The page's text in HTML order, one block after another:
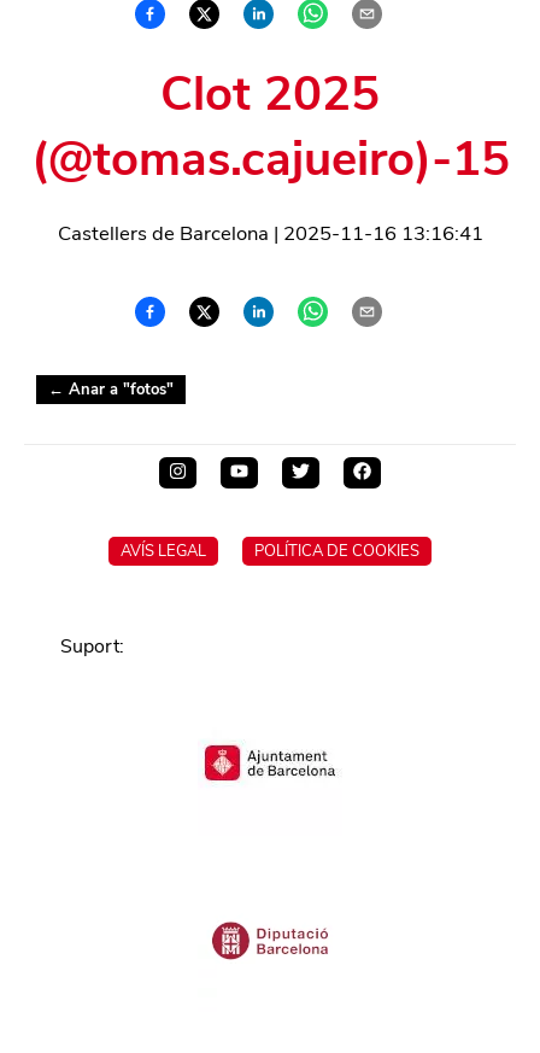
Clot 2025
(@tomas.cajueiro)-15
Castellers de Barcelona | 2025-11-16 13:16:41
← Anar a "fotos"
AVÍS LEGAL POLÍTICA DE COOKIES
Suport: